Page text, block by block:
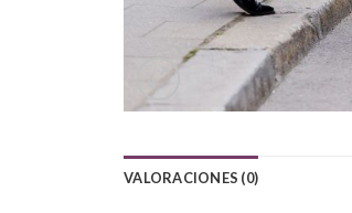
VALORACIONES (0)